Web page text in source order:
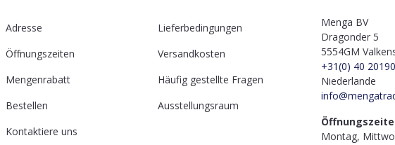
Adresse
Lieferbedingungen
Öffnungszeiten
Versandkosten
Mengenrabatt
Häufig gestellte Fragen
Bestellen
Ausstellungsraum
Kontaktiere uns
Menga BV
Dragonder 5
5554GM
+31(0) 40
Niederlande
Montag,